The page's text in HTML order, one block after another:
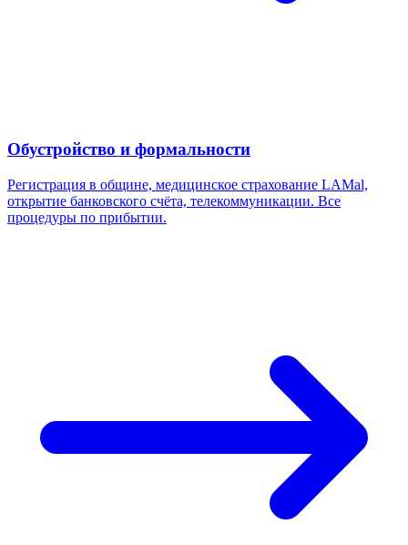
Обустройство и формальности
Регистрация в общине, медицинское страхование LAMal,
открытие банковского счёта, телекоммуникации. Все
процедуры по прибытии.